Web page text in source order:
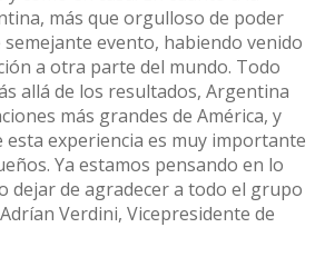
más que orgulloso de poder
evento, habiendo venido
a otra parte del mundo. Todo
allá de los resultados, Argentina
más grandes de América, y
esta experiencia es muy importante
Ya estamos pensando en lo
dejar de agradecer a todo el grupo
Verdini, Vicepresidente de